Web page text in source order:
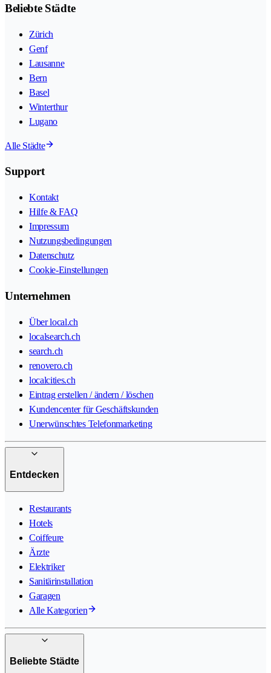
Beliebte Städte
Zürich
Genf
Lausanne
Bern
Basel
Winterthur
Lugano
Alle Städte
Support
Kontakt
Hilfe & FAQ
Impressum
Nutzungsbedingungen
Datenschutz
Cookie-Einstellungen
Unternehmen
Über local.ch
localsearch.ch
search.ch
renovero.ch
localcities.ch
Eintrag erstellen / ändern / löschen
Kundencenter für Geschäftskunden
Unerwünschtes Telefonmarketing
Entdecken
Restaurants
Hotels
Coiffeure
Ärzte
Elektriker
Sanitärinstallation
Garagen
Alle Kategorien
Beliebte Städte